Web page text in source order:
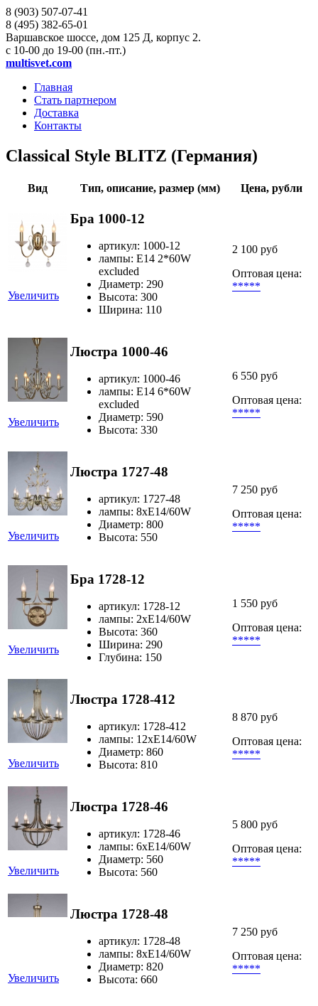
8 (903) 507-07-41
8 (495) 382-65-01
Варшавское шоссе, дом 125 Д, корпус 2.
с 10-00 до 19-00 (пн.-пт.)
multisvet.com
Главная
Стать партнером
Доставка
Контакты
Classical Style BLITZ (Германия)
Вид Тип, описание, размер (мм) Цена, рубли
Увеличить
Бра 1000-12
артикул: 1000-12
лампы: E14 2*60W
excluded
Диаметр: 290
Высота: 300
Ширина: 110
2 100 руб
Оптовая цена:
*****
Увеличить
Люстра 1000-46
артикул: 1000-46
лампы: E14 6*60W
excluded
Диаметр: 590
Высота: 330
6 550 руб
Оптовая цена:
*****
Увеличить
Люстра 1727-48
артикул: 1727-48
лампы: 8хЕ14/60W
Диаметр: 800
Высота: 550
7 250 руб
Оптовая цена:
*****
Увеличить
Бра 1728-12
артикул: 1728-12
лампы: 2хЕ14/60W
Высота: 360
Ширина: 290
Глубина: 150
1 550 руб
Оптовая цена:
*****
Увеличить
Люстра 1728-412
артикул: 1728-412
лампы: 12хЕ14/60W
Диаметр: 860
Высота: 810
8 870 руб
Оптовая цена:
*****
Увеличить
Люстра 1728-46
артикул: 1728-46
лампы: 6хЕ14/60W
Диаметр: 560
Высота: 560
5 800 руб
Оптовая цена:
*****
Увеличить
Люстра 1728-48
артикул: 1728-48
лампы: 8хЕ14/60W
Диаметр: 820
Высота: 660
7 250 руб
Оптовая цена:
*****